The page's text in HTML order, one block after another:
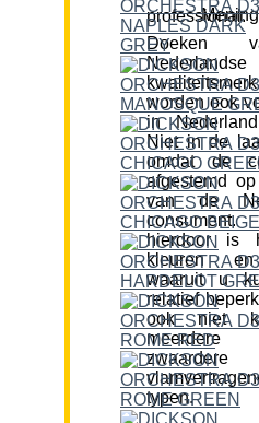
Mening van de professional:
Doeken
Nederlandse
worden ook
in
Niet in de
omdat de
afgestemd
van de
hierdoor is
kleuren
waaruit u
relatief
ook niet
typen.